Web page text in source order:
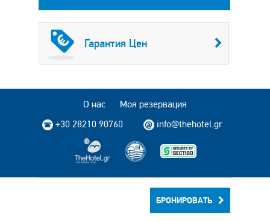
БРОНИРОВАТЬ
Гарантия Цен
О нас
Моя резервация
+30 28210 90760
info@thehotel.gr